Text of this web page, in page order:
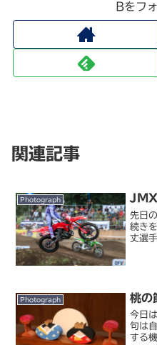
Bをフ
関連記事
Photograph
先日
続き
丈選
Photograph 桃の
今日
句は
する